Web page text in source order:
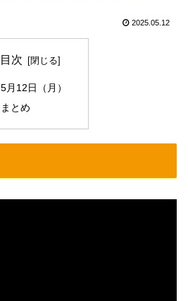
2025.05.12
目次
5月12日（月）
まとめ